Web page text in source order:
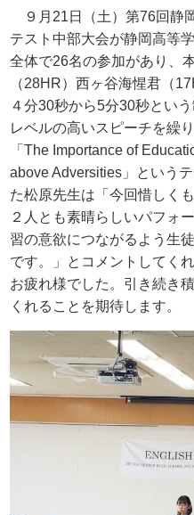
９月 21 日（土）第76回静
テスト中部大会が静岡高等
全体で26名の参加があり、
（28HR）西ヶ谷海惺君（
４分30秒から5分30秒とい
レベルの高いスピーチを繰
「The Importance of
above Adversities 」という
た松原先生は「今回惜しく
２人とも素晴らしいパフォ
習の意欲につながるよう生
です。」とコメントしてく
お疲れ様でした。引き続き
くれることを期待します。